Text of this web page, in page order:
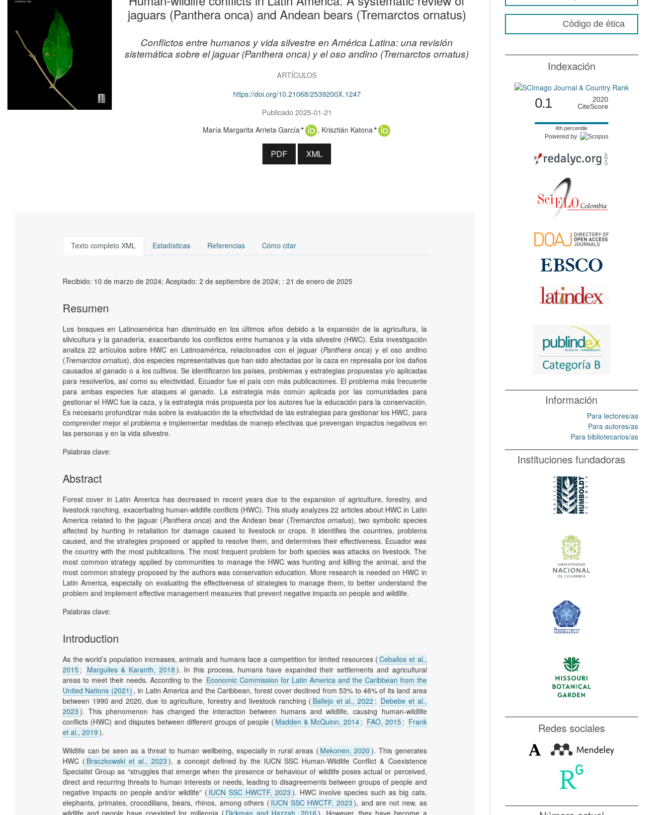
jaguars (Panthera onca) and Andean bears (Tremarctos ornatus)
Conflictos entre humanos y vida silvestre en América Latina: una revisión
sistemática sobre el jaguar (Panthera onca) y el oso andino (Tremarctos ornatus)
ARTÍCULOS
https://doi.org/10.21068/2539200X.1247
Publicado 2025-01-21
María Margarita Arrieta García + Krisztián Katona +
PDF XML
Texto completo XML Estadísticas Referencias Cómo citar
Recibido: 10 de marzo de 2024; Aceptado: 2 de septiembre de 2024; : 21 de enero de 2025
Resumen
Los bosques en Latinoamérica han disminuido en los últimos años debido a la expansión de la agricultura, la
silvicultura y la ganadería, exacerbando los conflictos entre humanos y la vida silvestre (HWC). Esta investigación
analiza 22 artículos sobre HWC en Latinoamérica, relacionados con el jaguar (Panthera onca) y el oso andino
(Tremarctos ornatus), dos especies representativas que han sido afectadas por la caza en represalia por los daños
causados al ganado o a los cultivos. Se identificaron los países, problemas y estrategias propuestas y/o aplicadas
para resolverlos, así como su efectividad. Ecuador fue el país con más publicaciones. El problema más frecuente
para ambas especies fue ataques al ganado. La estrategia más común aplicada por las comunidades para
gestionar el HWC fue la caza, y la estrategia más propuesta por los autores fue la educación para la conservación.
Es necesario profundizar más sobre la evaluación de la efectividad de las estrategias para gestionar los HWC, para
comprender mejor el problema e implementar medidas de manejo efectivas que prevengan impactos negativos en
las personas y en la vida silvestre.
Palabras clave:
Abstract
Forest cover in Latin America has decreased in recent years due to the expansion of agriculture, forestry, and
livestock ranching, exacerbating human-wildlife conflicts (HWC). This study analyzes 22 articles about HWC in Latin
America related to the jaguar (Panthera onca) and the Andean bear (Tremarctos ornatus), two symbolic species
affected by hunting in retaliation for damage caused to livestock or crops. It identifies the countries, problems
caused, and the strategies proposed or applied to resolve them, and determines their effectiveness. Ecuador was
the country with the most publications. The most frequent problem for both species was attacks on livestock. The
most common strategy applied by communities to manage the HWC was hunting and killing the animal, and the
most common strategy proposed by the authors was conservation education. More research is needed on HWC in
Latin America, especially on evaluating the effectiveness of strategies to manage them, to better understand the
problem and implement effective management measures that prevent negative impacts on people and wildlife.
Palabras clave:
Introduction
As the world’s population increases, animals and humans face a competition for limited resources ( Ceballos et al.,
2015 ; Margulies & Karanth, 2018 ). In this process, humans have expanded their settlements and agricultural
areas to meet their needs. According to the Economic Commission for Latin America and the Caribbean from the
United Nations (2021) , in Latin America and the Caribbean, forest cover declined from 53% to 46% of its land area
between 1990 and 2020, due to agriculture, forestry and livestock ranching ( Ballejo et al., 2022 ; Debebe et al.,
2023 ). This phenomenon has changed the interaction between humans and wildlife, causing human-wildlife
conflicts (HWC) and disputes between different groups of people ( Madden & McQuinn, 2014 ; FAO, 2015 ; Frank
et al., 2019 ).
Wildlife can be seen as a threat to human wellbeing, especially in rural areas ( Mekonen, 2020 ). This generates
HWC ( Braczkowski et al., 2023 ), a concept defined by the IUCN SSC Human-Wildlife Conflict & Coexistence
Specialist Group as “struggles that emerge when the presence or behaviour of wildlife poses actual or perceived,
direct and recurring threats to human interests or needs, leading to disagreements between groups of people and
negative impacts on people and/or wildlife” ( IUCN SSC HWCTF, 2023 ). HWC involve species such as big cats,
elephants, primates, crocodilians, bears, rhinos, among others ( IUCN SSC HWCTF, 2023 ), and are not new, as
Código de ética
Indexación
0.1
2020
CiteScore
4th percentile
Powered by
Información
Para lectores/as
Para autores/as
Para bibliotecarios/as
Instituciones fundadoras
Redes sociales